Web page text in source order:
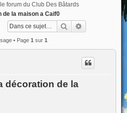
forum du Club Des Bâtards
la maison a Caif0
RechercherRecherche
• Page 1 sur 1
décoration de la